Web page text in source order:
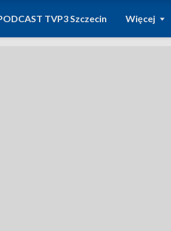
TVP3 Szczecin Więcej